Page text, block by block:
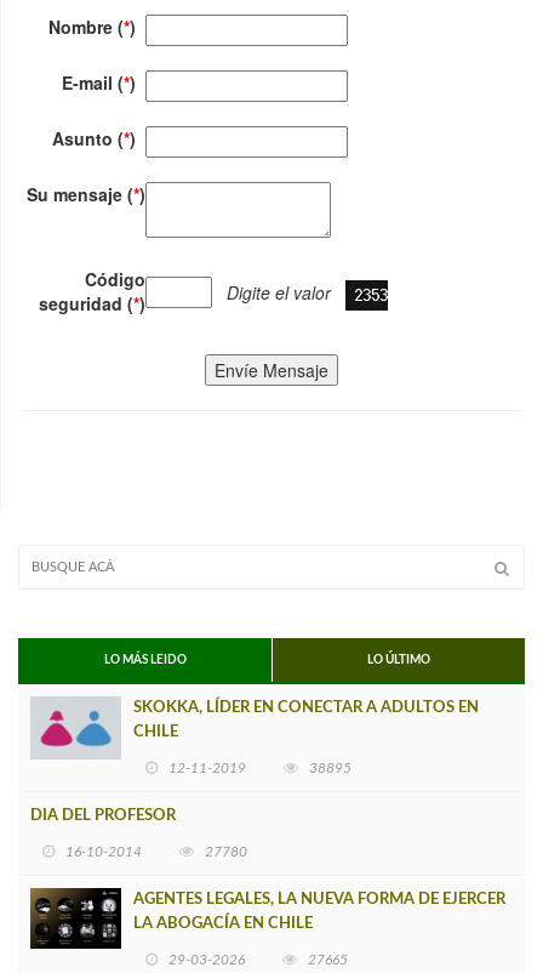
Nombre (*)
E-mail (*)
Asunto (*)
Su mensaje (*)
Código
seguridad (*) Digite el valor
Envíe Mensaje
LO MÁS LEIDO LO ÚLTIMO
SKOKKA, LÍDER EN CONECTAR A ADULTOS EN
CHILE
12-11-2019 38895
DIA DEL PROFESOR
16-10-2014 27780
AGENTES LEGALES, LA NUEVA FORMA DE EJERCER
LA ABOGACÍA EN CHILE
29-03-2026 27665